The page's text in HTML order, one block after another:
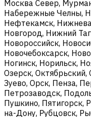
Москва Север,
Набережные Челны,
Нефтекамск,
Новгород, Нижний
Новороссийск,
Новочебоксарск,
Ногинск, Норильск,
Озерск,
Зуево, Орск, Пенза,
Петрозаводск,
Пушкино, Пятигорск,
на-Дону, Рубцовск,